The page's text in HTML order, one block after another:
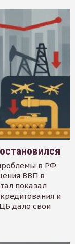
в РФ
ВВП в
показал
и
дало свои